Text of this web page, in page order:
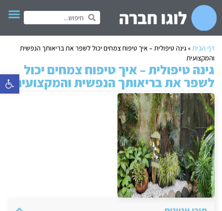
פתח
דף הבית» גינה טיפולית – איך טיפוח צמחים יכול לשפר את בריאותך הנפשית
והמקצועית
גינה טיפולית – איך טיפוח צמחים יכול
לשפר את בריאותך הנפשית והמקצועית